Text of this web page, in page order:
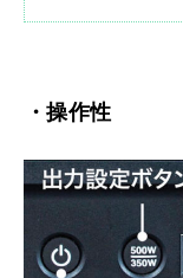
・操作性